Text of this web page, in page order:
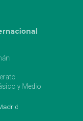
y Medio